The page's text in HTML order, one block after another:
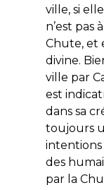
ville, si
n’est
Chute, et
divine.
ville par
est
dans sa
toujours
intentions
des
par la